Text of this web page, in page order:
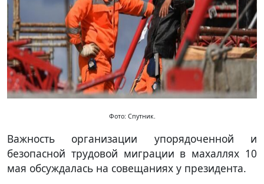
Фото: Спутник.
Важность организации упорядоченной и
безопасной трудовой миграции в махаллях 10
мая обсуждалась на совещаниях у президента.